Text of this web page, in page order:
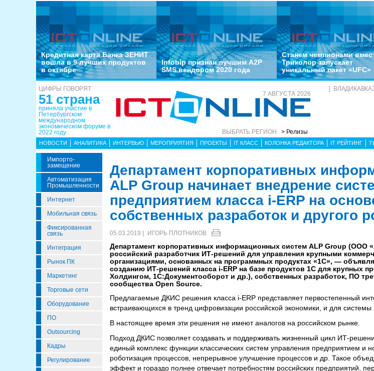
Кредитная карта Банка ЗЕНИТ
вошла в 9 лучших продуктов
в октябре
Infobip признан лучшим A2P
SMS вендором 2020 года
Станем чемпионами
Триколор запускает
уникальный пакет «UFC»
ЦИФРЫ ГОВОРЯТ
51 страна
приняла участие в
Петербургском
международном
экономическом форуме в
2022 году
7 АВГУСТА 2026
ВЫБРАТЬ РЕГИОН > Релизы
НОВОСТИ АНАЛИТИКА ИНТЕРВЬЮ МЕРОПРИЯТИЯ ПРОЕКТЫ IT КЛАСС КОЛОНКА РЕДАКТОРА IT РЕЙТИНГ
Импорто­
Замещение
Автоматизация
Промышленности
Интернет
Мобильная связь
Фиксированная
связь
Интеграция
Рынок ПК
Маркетинг
Торговые сети
Оборудование
ПО
Outsourcing
Кадры
Регулирование
Департамент корпоративных
ALP Group начинает внедрение
предприятием класса i-ERP на
собственных разработок и другого
05.03.2019 | ИГОРЬ ПЛОТНИКОВ
Департамент корпоративных информационных систем ALP Group
российский разработчик ИТ-решений для управления крупными
организациями, основанных на программных продуктах «1С», —
созданию ИТ-решений класса i-ERP на базе продуктов 1С для крупных
Холдингом, 1С:Документооборот и др.), собственных разработок, ПО
сообщества Open Source.
Предлагаемые ДКИС решения класса i-ERP представляет первостепенный
встраивающихся в тренд цифровизации российской экономики, и для системы
В настоящее время эти решения не имеют аналогов на российском рынке.
Подход ДКИС позволяет создавать и поддерживать жизненный цикл ИТ-
единый комплекс функции классических систем управления предприятием и
роботизация процессов, непрерывное улучшение процессов и др. Такое
эффект и гораздо полнее отвечает потребностям российских предприятий,